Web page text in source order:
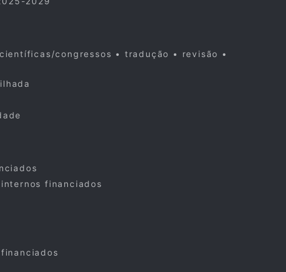
congressos • tradução • revisão •
financiados